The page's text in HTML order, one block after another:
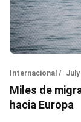
Internacional /
Miles de
hacia Europa